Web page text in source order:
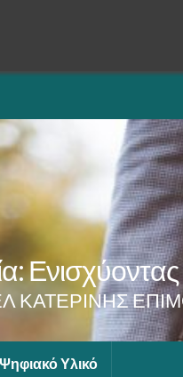
ΚΑΤΕΡΙΝΗΣ
Ψηφιακό Υλικό